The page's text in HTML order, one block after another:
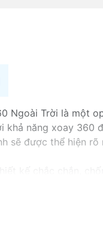
Ngoài Trời là một
khả năng xoay 360
sẽ được thể hiện rõ
yên tâm mà không